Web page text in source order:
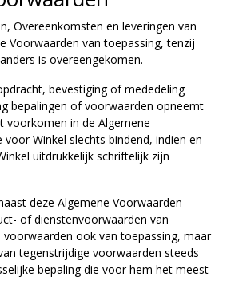
Overeenkomsten en leveringen van
Voorwaarden van toepassing, tenzij
is overeengekomen.
bevestiging of mededeling
bepalingen of voorwaarden opneemt
voorkomen in de Algemene
Winkel slechts bindend, indien en
uitdrukkelijk schriftelijk zijn
deze Algemene Voorwaarden
of dienstenvoorwaarden van
ook van toepassing, maar
tegenstrijdige voorwaarden steeds
bepaling die voor hem het meest